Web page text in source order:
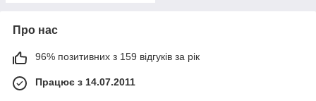
Про нас
96% позитивних з 159 відгуків за рік
Працює з 14.07.2011